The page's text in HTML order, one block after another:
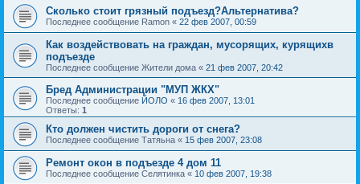
Сколько стоит грязный подъезд?Альтернатива?
Последнее сообщение Ramon « 22 фев 2007, 00:59
Как воздействовать на граждан, мусорящих, курящихв
подъезде
Последнее сообщение Жители дома « 21 фев 2007, 20:42
Бред Администрации "МУП ЖКХ"
Последнее сообщение ЙОЛО « 16 фев 2007, 13:01
Ответы: 1
Кто должен чистить дороги от снега?
Последнее сообщение Татяьна « 15 фев 2007, 23:08
Ремонт окон в подъезде 4 дом 11
Последнее сообщение Селятинка « 10 фев 2007, 19:38